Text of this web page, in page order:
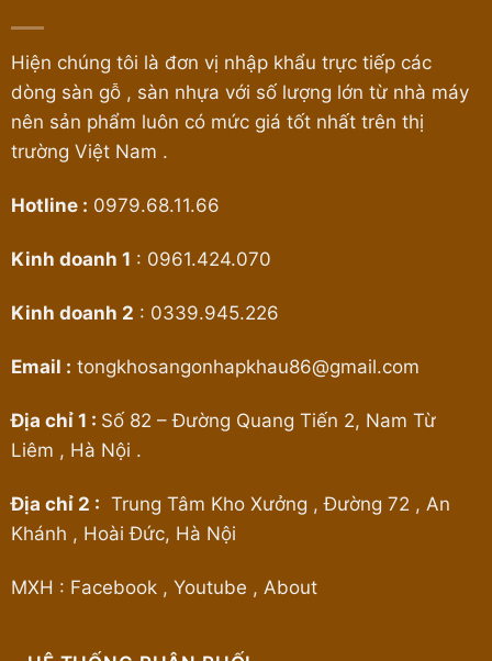
Hiện chúng tôi là đơn vị nhập khẩu trực tiếp các
dòng sàn gỗ , sàn nhựa với số lượng lớn từ nhà máy
nên sản phẩm luôn có mức giá tốt nhất trên thị
trường Việt Nam .
Hotline : 0979.68.11.66
Kinh doanh 1 : 0961.424.070
Kinh doanh 2 : 0339.945.226
Email : tongkhosangonhapkhau86@gmail.com
Địa chỉ 1 : Số 82 – Đường Quang Tiến 2, Nam Từ
Liêm , Hà Nội .
Địa chỉ 2 : Trung Tâm Kho Xưởng , Đường 72 , An
Khánh , Hoài Đức, Hà Nội
MXH : Facebook , Youtube , About